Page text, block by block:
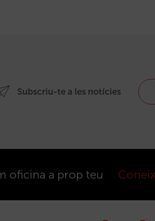
Subscriu-te a les notícies
oficina a prop teu